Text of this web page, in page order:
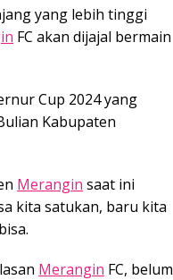
yang lebih tinggi
FC akan dijajal bermain
Cup 2024 yang
Kabupaten
Merangin saat ini
kita satukan, baru kita
Merangin FC, belum